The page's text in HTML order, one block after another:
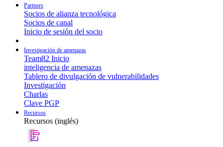
Partners
Socios de alianza tecnológica
Socios de canal
Inicio de sesión del socio
Investigación de amenazas
Team82 Inicio
inteligencia de amenazas
Tablero de divulgación de vulnerabilidades
Investigación
Charlas
Clave PGP
Recursos
Recursos (inglés)